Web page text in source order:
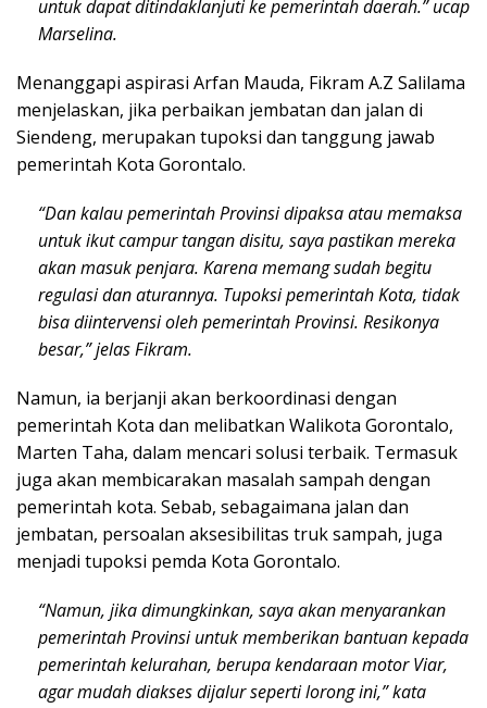
untuk dapat ditindaklanjuti ke pemerintah daerah.” ucap
Marselina.
Menanggapi aspirasi Arfan Mauda, Fikram A.Z Salilama
menjelaskan, jika perbaikan jembatan dan jalan di
Siendeng, merupakan tupoksi dan tanggung jawab
pemerintah Kota Gorontalo.
“Dan kalau pemerintah Provinsi dipaksa atau memaksa
untuk ikut campur tangan disitu, saya pastikan mereka
akan masuk penjara. Karena memang sudah begitu
regulasi dan aturannya. Tupoksi pemerintah Kota, tidak
bisa diintervensi oleh pemerintah Provinsi. Resikonya
besar,” jelas Fikram.
Namun, ia berjanji akan berkoordinasi dengan
pemerintah Kota dan melibatkan Walikota Gorontalo,
Marten Taha, dalam mencari solusi terbaik. Termasuk
juga akan membicarakan masalah sampah dengan
pemerintah kota. Sebab, sebagaimana jalan dan
jembatan, persoalan aksesibilitas truk sampah, juga
menjadi tupoksi pemda Kota Gorontalo.
“Namun, jika dimungkinkan, saya akan menyarankan
pemerintah Provinsi untuk memberikan bantuan kepada
pemerintah kelurahan, berupa kendaraan motor Viar,
agar mudah diakses dijalur seperti lorong ini,” kata